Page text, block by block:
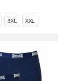
3XL XXL